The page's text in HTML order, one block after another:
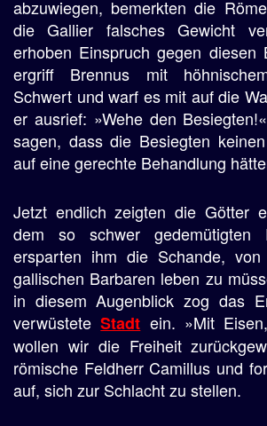
abzuwiegen, bemerkten die
die Gallier falsches Gewicht
erhoben Einspruch gegen diesen
ergriff Brennus mit
Schwert und warf es mit auf die
er ausrief: »Wehe den
sagen, dass die Besiegten
auf eine gerechte Behandlung
Jetzt endlich zeigten die Götter
dem so schwer gedemütigten
ersparten ihm die Schande,
gallischen Barbaren leben zu
in diesem Augenblick zog das
verwüsteteStadt ein. »Mit
wollen wir die Freiheit
römische Feldherr Camillus und
auf, sich zur Schlacht zu stellen.